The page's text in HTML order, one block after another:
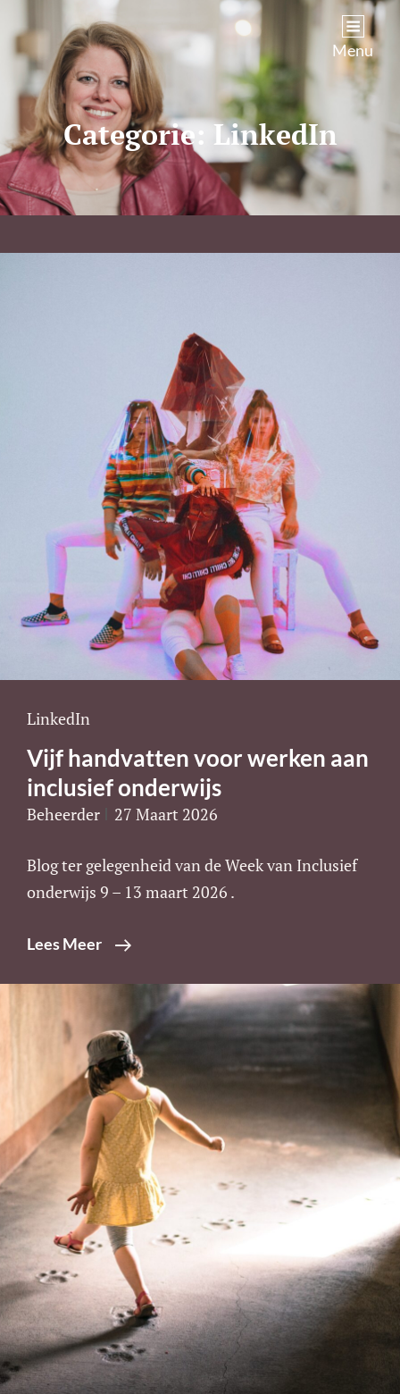
Kim Castenmiller Menu
Categorie: LinkedIn
Cat
LinkedIn
Vijf handvatten voor werken aan
inclusief onderwijs
Beheerder 27 Maart 2026
Blog ter gelegenheid van de Week van Inclusief
onderwijs 9 – 13 maart 2026 .
Lees Meer
Vijf
Voor
Werken
Aan
Inclusief
Onderwijs